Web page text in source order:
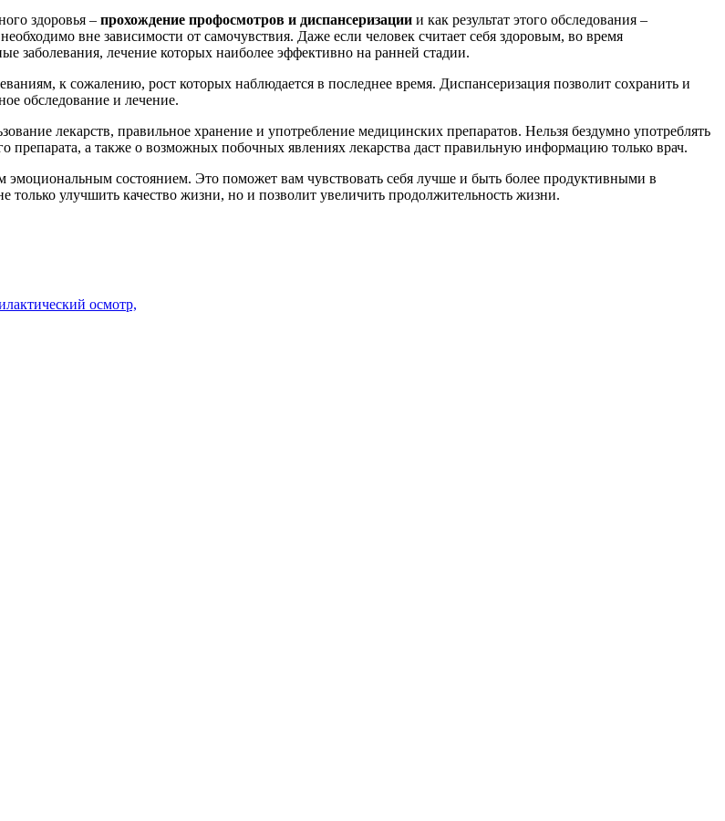
здоровья – прохождение профосмотров и диспансеризации и как результат этого обследования –
вне зависимости от самочувствия. Даже если человек считает себя здоровым, во время
заболевания, лечение которых наиболее эффективно на ранней стадии.
к сожалению, рост которых наблюдается в последнее время. Диспансеризация позволит сохранить и
обследование и лечение.
лекарств, правильное хранение и употребление медицинских препаратов. Нельзя бездумно употреблять
препарата, а также о возможных побочных явлениях лекарства даст правильную информацию только врач.
эмоциональным состоянием. Это поможет вам чувствовать себя лучше и быть более продуктивными в
улучшить качество жизни, но и позволит увеличить продолжительность жизни.
осмотр,